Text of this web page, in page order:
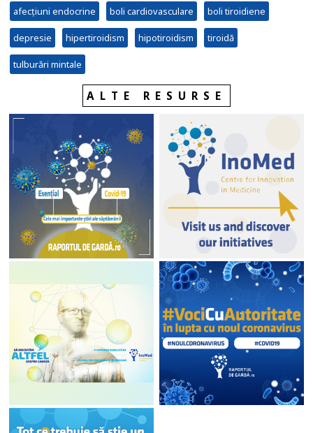
afecțiuni endocrine boli cardiovasculare boli tiroidiene
depresie hipertiroidism hipotiroidism tiroidă
tulburări mintale
ALTE RESURSE